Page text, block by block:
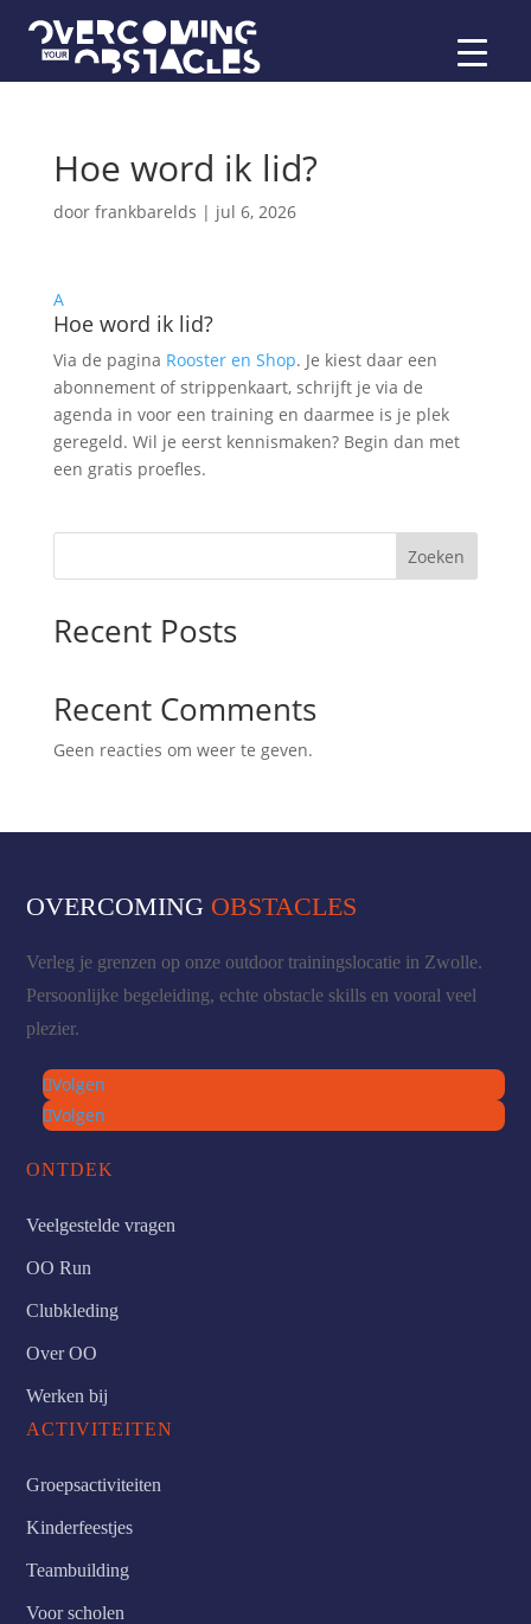
Hoe word ik lid?
door frankbarelds | jul 6, 2026
A
Hoe word ik lid?
Via de pagina Rooster en Shop. Je kiest daar een
abonnement of strippenkaart, schrijft je via de
agenda in voor een training en daarmee is je plek
geregeld. Wil je eerst kennismaken? Begin dan met
een gratis proefles.
Zoeken
Recent Posts
Recent Comments
Geen reacties om weer te geven.
OVERCOMING OBSTACLES
Verleg je grenzen op onze outdoor trainingslocatie in Zwolle.
Persoonlijke begeleiding, echte obstacle skills en vooral veel
plezier.
Volgen
Volgen
ONTDEK
Veelgestelde vragen
OO Run
Clubkleding
Over OO
Werken bij
ACTIVITEITEN
Groepsactiviteiten
Kinderfeestjes
Teambuilding
Voor scholen